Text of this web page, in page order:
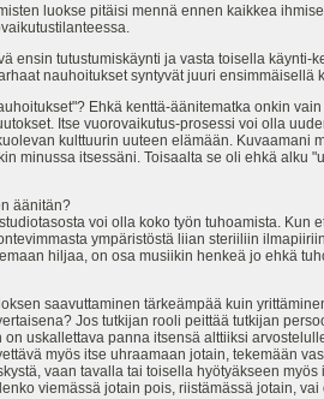
luokse pitäisi mennä ennen kaikkea
ensin tutustumiskäynti ja vasta toisella käynti-
nauhoitukset syntyvät juuri ensimmäisellä
Ehkä kenttä-äänitematka onkin
Itse vuorovaikutus-prosessi voi olla
kulttuurin uuteen elämään. Kuvaamani
minussa itsessäni. Toisaalta se oli ehkä alku
äänitän?
voi olla koko työn tuhoamista. Kun
ympäristöstä liian steriiliin
hiljaa, on osa musiikin henkeä jo ehkä
saavuttaminen tärkeämpää kuin
Jos tutkijan rooli peittää tutkijan
on uskallettava panna itsensä alttiiksi
myös itse uhraamaan jotain, tekemään
vaan tavalla tai toisella hyötyäkseen
viemässä jotain pois, riistämässä jotain,